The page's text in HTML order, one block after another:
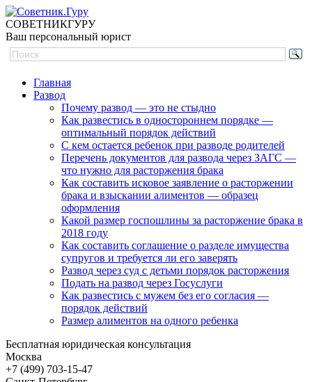
СОВЕТНИКГУРУ
Ваш персональный юрист
Главная
Развод
Почему развод — это не стыдно
Как развестись в одностороннем порядке —
оптимальный порядок действий
С кем остается ребенок при разводе родителей
Перечень документов для развода через ЗАГС —
что нужно для расторжения брака
Как составить исковое заявление о расторжении
брака и взыскании алиментов — образец
оформления
Какой размер госпошлины за расторжение брака в
2018 году
Как составить соглашение о разделе имущества
супругов и требуется ли его заверять
Развод через суд с детьми порядок расторжения
Подать на развод через Госуслуги
Как развестись с мужем без его согласия —
порядок действий
Размер алиментов на одного ребенка
Бесплатная юридическая консультация
Москва
+7 (499) 703-15-47